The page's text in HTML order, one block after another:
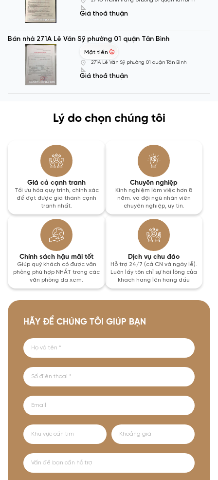
Giá thoả thuận
Bán nhà 271A Lê Văn Sỹ phường 01 quận Tân Bình
Mặt tiền
271A Lê Văn Sỹ phường 01 quận Tân Bình
Giá thoả thuận
Lý do chọn chúng tôi
Giá cả cạnh tranh
Tối ưu hóa quy trình, chính xác
để đạt được giá thành cạnh
tranh nhất.
Chuyên nghiệp
Kinh nghiệm làm việc hơn 8
năm. và đội ngũ nhân viên
chuyên nghiệp, uy tín.
Chính sách hậu mãi tốt
Giúp quý khách có được văn
phòng phù hợp NHẤT trong các
văn phòng đã xem.
Dịch vụ chu đáo
Hỗ trợ 24/7 (cả CN và ngày lễ).
Luôn lấy tôn chỉ sự hài lòng của
khách hàng lên hàng đầu
HÃY ĐỂ CHÚNG TÔI GIÚP BẠN